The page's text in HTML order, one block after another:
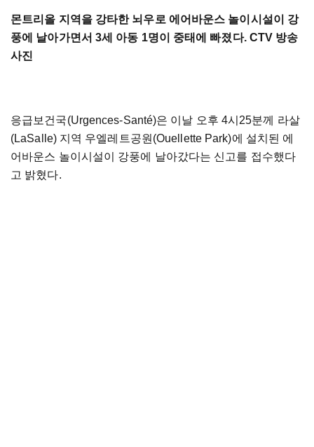
몬트리올 지역을 강타한 뇌우로 에어바운스 놀이시설이 강
풍에 날아가면서 3세 아동 1명이 중태에 빠졌다. CTV 방송
사진
응급보건국(Urgences-Santé)은 이날 오후 4시25분께 라살
(LaSalle) 지역 우엘레트공원(Ouellette Park)에 설치된 에
어바운스 놀이시설이 강풍에 날아갔다는 신고를 접수했다
고 밝혔다.